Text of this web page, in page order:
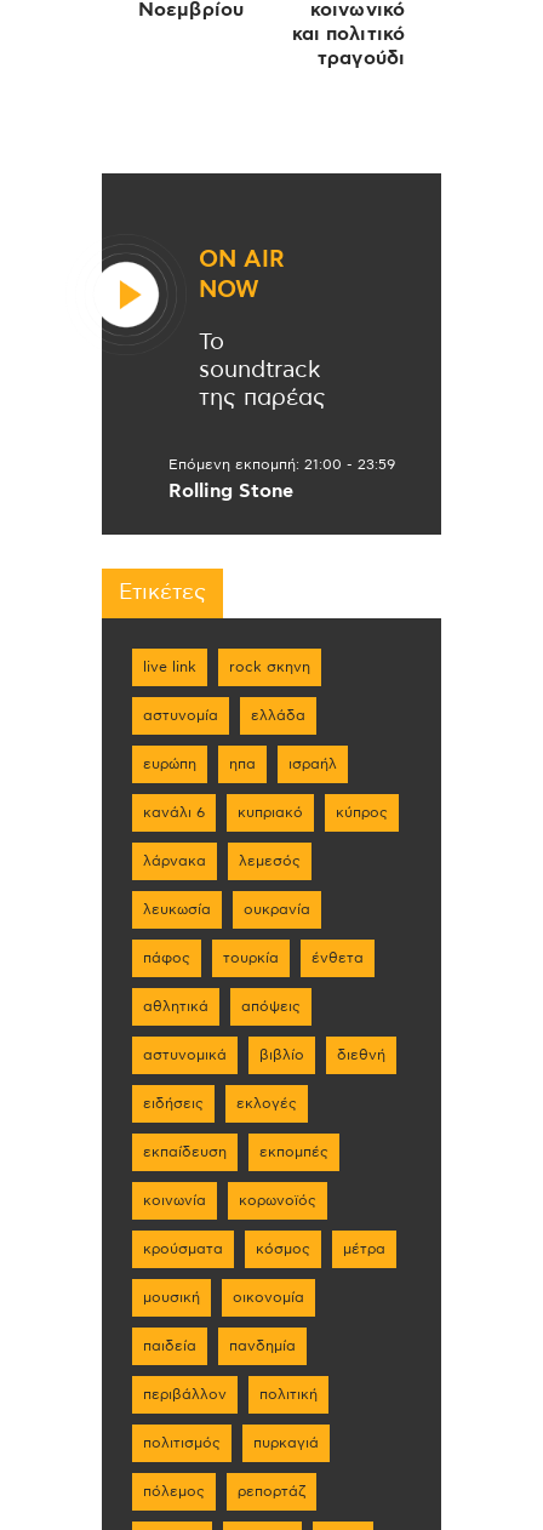
Νοεμβρίου
κοινωνικό
και πολιτικό
τραγούδι
ON AIR
NOW
Το
soundtrack
της παρέας
Επόμενη εκπομπή: 21:00 - 23:59
Rolling Stone
Ετικέτες
live link rock σκηνη
αστυνομία ελλάδα
ευρώπη ηπα ισραήλ
κανάλι 6 κυπριακό κύπρος
λάρνακα λεμεσός
λευκωσία ουκρανία
πάφος τουρκία ένθετα
αθλητικά απόψεις
αστυνομικά βιβλίο διεθνή
ειδήσεις εκλογές
εκπαίδευση εκπομπές
κοινωνία κορωνοϊός
κρούσματα κόσμος μέτρα
μουσική οικονομία
παιδεία πανδημία
περιβάλλον πολιτική
πολιτισμός πυρκαγιά
πόλεμος ρεπορτάζ